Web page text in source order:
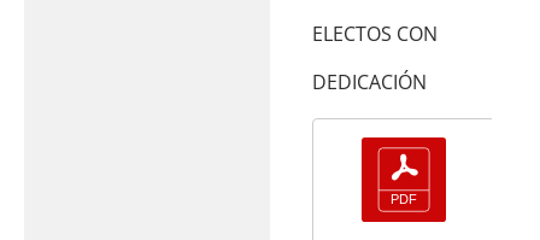
ELECTOS CON
DEDICACIÓN